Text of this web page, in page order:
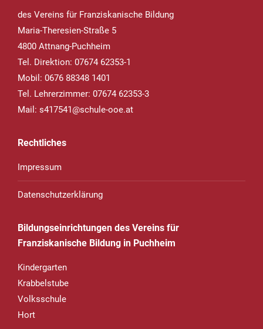
des Vereins für Franziskanische Bildung
Maria-Theresien-Straße 5
4800 Attnang-Puchheim
Tel. Direktion: 07674 62353-1
Mobil: 0676 88348 1401
Tel. Lehrerzimmer: 07674 62353-3
Mail: s417541@schule-ooe.at
Rechtliches
Impressum
Datenschutzerklärung
Bildungseinrichtungen des Vereins für
Franziskanische Bildung in Puchheim
Kindergarten
Krabbelstube
Volksschule
Hort